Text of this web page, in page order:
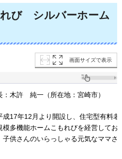
び シルバーホーム
画面サイズで表示
：木許 純一（所在地：宮崎市）
成17年12月より開設し、住宅型有料
模多機能ホームこもれびを経営してお
子供さんのいらっしゃる元気なママさ